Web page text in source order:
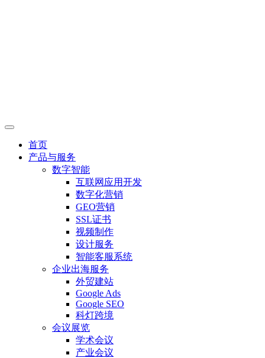
首页
产品与服务
数字智能
互联网应用开发
数字化营销
GEO营销
SSL证书
视频制作
设计服务
智能客服系统
企业出海服务
外贸建站
Google Ads
Google SEO
科灯跨境
会议展览
学术会议
产业会议